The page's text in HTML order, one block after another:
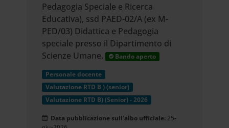
Pedagogia Speciale e Ricerca
Educativa), ssd PAED-02/A (ex M-
PED/03) Didattica e Pedagogia
speciale presso il Dipartimento di
Scienze Umane.
Bando aperto
Personale docente
Valutazione RTD B ) (senior)
Valutazione RTD B) (Senior) - 2026
Data pubblicazione sull'albo ufficiale: 25-